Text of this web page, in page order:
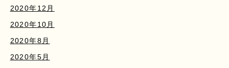
2020年12月
2020年10月
2020年8月
2020年5月